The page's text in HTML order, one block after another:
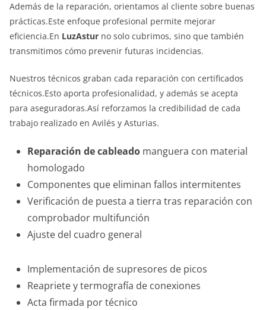
Además de la reparación, orientamos al cliente sobre buenas
prácticas.Este enfoque profesional permite mejorar
eficiencia.En LuzAstur no solo cubrimos, sino que también
transmitimos cómo prevenir futuras incidencias.
Nuestros técnicos graban cada reparación con certificados
técnicos.Esto aporta profesionalidad, y además se acepta
para aseguradoras.Así reforzamos la credibilidad de cada
trabajo realizado en Avilés y Asturias.
Reparación de cableado manguera con material
homologado
Componentes que eliminan fallos intermitentes
Verificación de puesta a tierra tras reparación con
comprobador multifunción
Ajuste del cuadro general
Implementación de supresores de picos
Reapriete y termografía de conexiones
Acta firmada por técnico